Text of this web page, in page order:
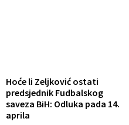
Hoće li Zeljković ostati
predsjednik Fudbalskog
saveza BiH: Odluka pada 14.
aprila